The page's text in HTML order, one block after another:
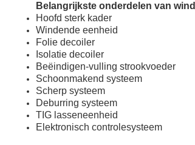
Belangrijkste onderdelen van
Hoofd sterk kader
Windende eenheid
Folie decoiler
Isolatie decoiler
Beëindigen-vulling strookvoeder
Schoonmakend systeem
Scherp systeem
Deburring systeem
TIG lasseneenheid
Elektronisch controlesysteem